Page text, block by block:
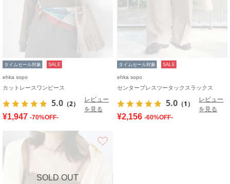
タイムセール対象 SALE
ehka sopo
カットレースワンピース
5.0 （2）
レビュー
を見る
¥1,947 -70%OFF-
タイムセール対象 SALE
ehka sopo
センタープレスツータックスラックス
5.0 （1）
レビュー
を見る
¥2,156 -60%OFF-
SOLD OUT